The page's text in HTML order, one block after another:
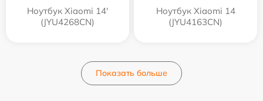
Ноутбук Xiaomi 14'
(JYU4268CN)
Ноутбук Xiaomi 14
(JYU4163CN)
Показать больше